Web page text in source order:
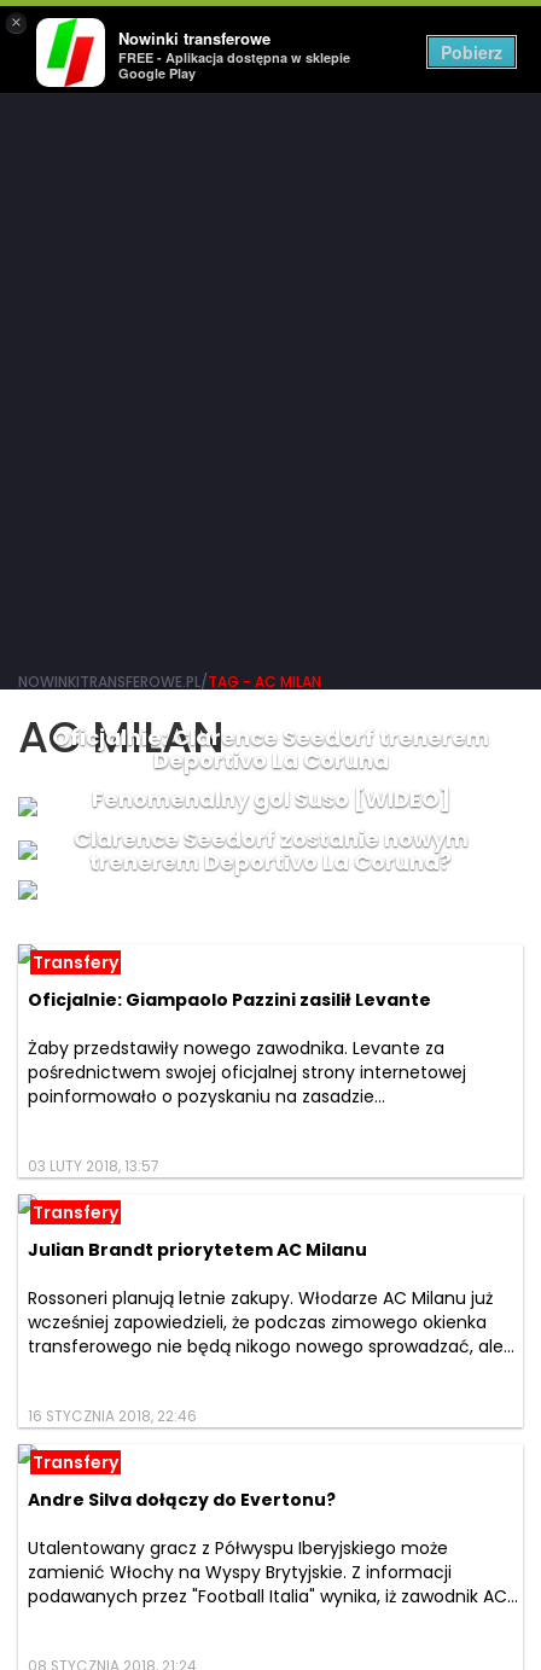
×
Nowinki transferowe
FREE - Aplikacja dostępna w sklepie
Google Play
Pobierz
NOWINKITRANSFEROWE.PL/TAG - AC MILAN
AC MILAN
Oficjalnie: Clarence Seedorf trenerem
Deportivo La Coruna
Fenomenalny gol Suso [WIDEO]
Clarence Seedorf zostanie nowym
trenerem Deportivo La Coruna?
Transfery
Oficjalnie: Giampaolo Pazzini zasilił Levante
Żaby przedstawiły nowego zawodnika. Levante za
pośrednictwem swojej oficjalnej strony internetowej
poinformowało o pozyskaniu na zasadzie...
03 LUTY 2018, 13:57
Transfery
Julian Brandt priorytetem AC Milanu
Rossoneri planują letnie zakupy. Włodarze AC Milanu już
wcześniej zapowiedzieli, że podczas zimowego okienka
transferowego nie będą nikogo nowego sprowadzać, ale...
16 STYCZNIA 2018, 22:46
Transfery
Andre Silva dołączy do Evertonu?
Utalentowany gracz z Półwyspu Iberyjskiego może
zamienić Włochy na Wyspy Brytyjskie. Z informacji
podawanych przez "Football Italia" wynika, iż zawodnik AC...